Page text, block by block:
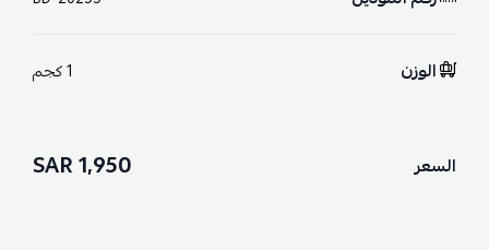
الوزن 1 كجم
السعر 1,950 SAR